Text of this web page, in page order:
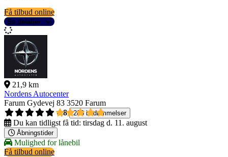
Få tilbud online
Se detaljer
21,9 km
Nordens Autocenter
Farum Gydevej 83 3520 Farum
4,8
286 bedømmelser
Du kan tidligst få tid: tirsdag d. 11. august
Åbningstider
Mulighed for lånebil
Få tilbud online